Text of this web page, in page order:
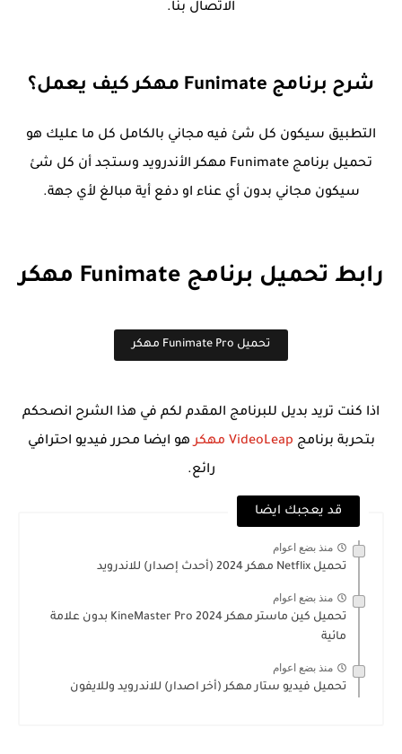
الاتصال بنا.
شرح برنامج Funimate مهكر كيف يعمل؟
التطبيق سيكون كل شئ فيه مجاني بالكامل كل ما عليك هو
تحميل برنامج Funimate مهكر الأندرويد وستجد أن كل شئ
سيكون مجاني بدون أي عناء او دفع أية مبالغ لأي جهة.
رابط تحميل برنامج Funimate مهكر
تحميل Funimate Pro مهكر
اذا كنت تريد بديل للبرنامج المقدم لكم في هذا الشرح انصحكم
بتحربة برنامج VideoLeap مهكر
هو ايضا محرر فيديو احترافي
رائع.
قد يعجبك ايضا
منذ بضع اعوام
تحميل Netflix مهكر 2024 (أحدث إصدار) للاندرويد
منذ بضع اعوام
تحميل كين ماستر مهكر 2024 KineMaster Pro بدون علامة
مائية
منذ بضع اعوام
تحميل فيديو ستار مهكر (أخر اصدار) للاندرويد وللايفون